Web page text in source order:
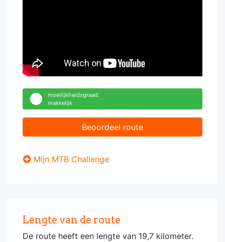
moeilijkheidsgraad:
makkelijk
Beoordeel route
Mijn MTB Challenge
Lengte van de route
De route heeft een lengte van 19,7 kilometer.